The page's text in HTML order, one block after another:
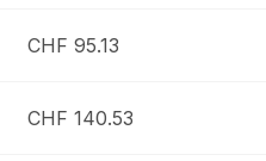
CHF 95.13
CHF 140.53